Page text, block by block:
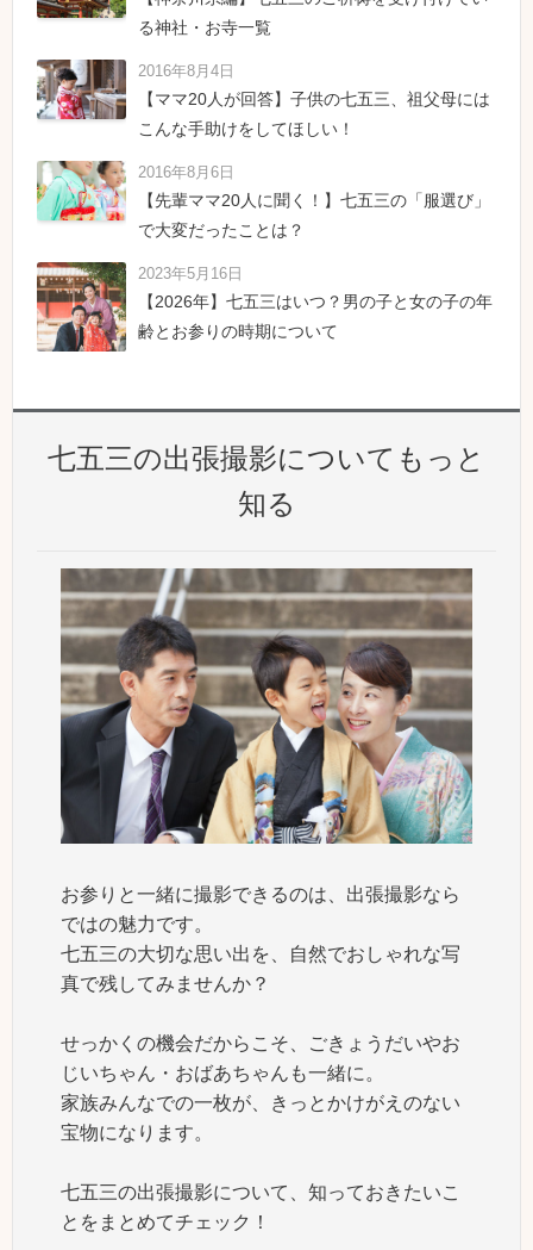
る神社・お寺一覧
2016年8月4日
【ママ20人が回答】子供の七五三、祖父母には
こんな手助けをしてほしい！
2016年8月6日
【先輩ママ20人に聞く！】七五三の「服選び」
で大変だったことは？
2023年5月16日
【2026年】七五三はいつ？男の子と女の子の年
齢とお参りの時期について
七五三の出張撮影についてもっと
知る
お参りと一緒に撮影できるのは、出張撮影なら
ではの魅力です。
七五三の大切な思い出を、自然でおしゃれな写
真で残してみませんか？
せっかくの機会だからこそ、ごきょうだいやお
じいちゃん・おばあちゃんも一緒に。
家族みんなでの一枚が、きっとかけがえのない
宝物になります。
七五三の出張撮影について、知っておきたいこ
とをまとめてチェック！